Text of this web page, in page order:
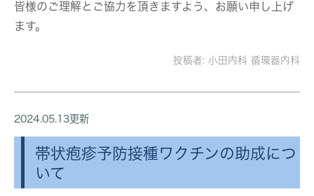
皆様のご理解とご協力を頂きますよう、お願い申し上げ
ます。
投稿者: 小田内科 循環器内科
2024.05.13更新
帯状疱疹予防接種ワクチンの助成につ
いて